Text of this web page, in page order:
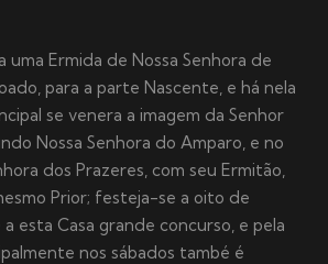
uma Ermida de Nossa Senhora de
para a parte Nascente, e há nela
se venera a imagem da Senhor
Nossa Senhora do Amparo, e no
dos Prazeres, com seu Ermitão,
Prior; festeja-se a oito de
esta Casa grande concurso, e pela
nos sábados també é